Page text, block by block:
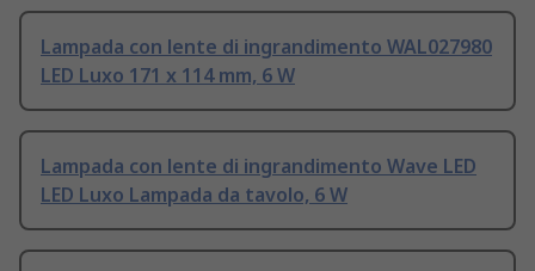
Lampada con lente di ingrandimento WAL027980
LED Luxo 171 x 114 mm, 6 W
Lampada con lente di ingrandimento Wave LED
LED Luxo Lampada da tavolo, 6 W